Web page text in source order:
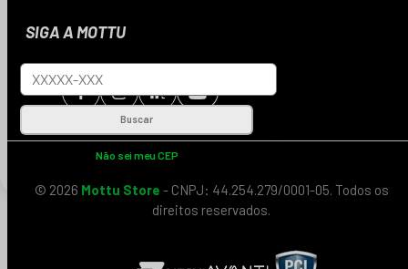
SIGA A MOTTU
© 2026 Mottu Store - CNPJ: 44.254.279/0001-05. Todos os
direitos reservados.
Buscar
Não sei meu CEP